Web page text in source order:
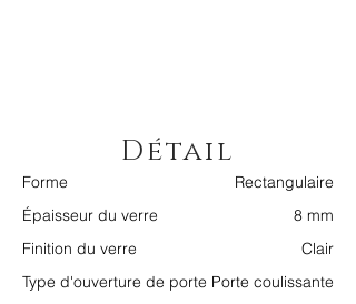
Détail
Forme
Épaisseur du verre
Finition du verre
Type d'ouverture de porte
Rectangulaire
8 mm
Clair
Porte coulissante